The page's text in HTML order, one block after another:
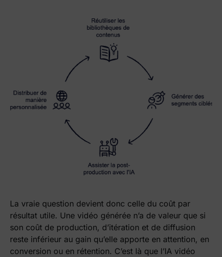
La vraie question devient donc celle du coût par
résultat utile. Une vidéo générée n’a de valeur que si
son coût de production, d’itération et de diffusion
reste inférieur au gain qu’elle apporte en attention, en
conversion ou en rétention. C’est là que l’IA vidéo